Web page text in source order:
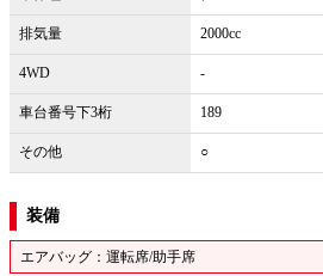
排気量 2000cc
4WD -
車台番号下3桁 189
その他 ○
装備
エアバッグ：運転席/助手席